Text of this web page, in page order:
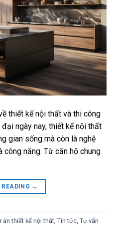
thiết kế nội thất và thi công
ngày nay, thiết kế nội thất
gian sống mà còn là nghệ
năng. Từ căn hộ chung
→
án thiết kế nội thất Tin tức Tư vấn